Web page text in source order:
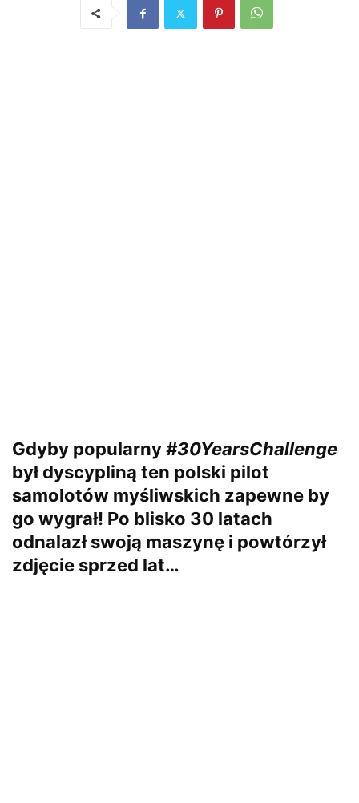
Gdyby popularny#30YearsChallenge
był dyscypliną ten polski pilot
samolotów myśliwskich zapewne by
go wygrał! Po blisko 30 latach
odnalazł swoją maszynę i powtórzył
zdjęcie sprzed lat…